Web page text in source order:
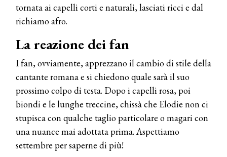
tornata ai capelli corti e naturali, lasciati ricci e dal
richiamo afro.
La reazione dei fan
I fan, ovviamente, apprezzano il cambio di stile della
cantante romana e si chiedono quale sarà il suo
prossimo colpo di testa. Dopo i capelli rosa, poi
biondi e le lunghe treccine, chissà che Elodie non ci
stupisca con qualche taglio particolare o magari con
una nuance mai adottata prima. Aspettiamo
settembre per saperne di più!